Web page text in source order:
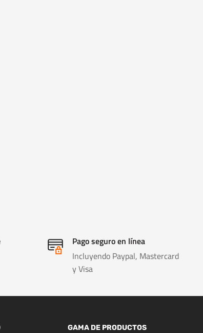
Pago seguro en línea
Incluyendo Paypal, Mastercard
y Visa
GAMA DE PRODUCTOS